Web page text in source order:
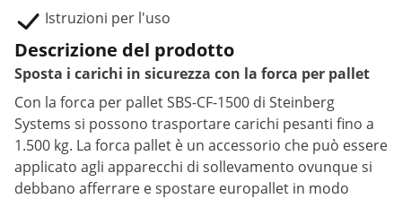
Istruzioni per l'uso
Descrizione del prodotto
Sposta i carichi in sicurezza con la forca per pallet
Con la forca per pallet SBS-CF-1500 di Steinberg
Systems si possono trasportare carichi pesanti fino a
1.500 kg. La forca pallet è un accessorio che può essere
applicato agli apparecchi di sollevamento ovunque si
debbano afferrare e spostare europallet in modo